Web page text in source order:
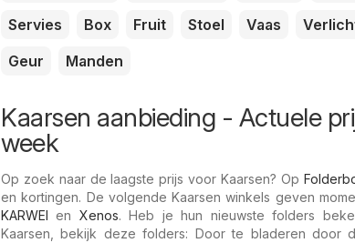
Servies
Box Fruit Stoel Vaas
Geur
Manden
Kaarsen aanbieding - Actuele
week
Op zoek naar de laagste prijs voor Kaarsen? Op
en kortingen. De volgende Kaarsen winkels geven
KARWEI en Xenos. Heb je hun nieuwste folders
Kaarsen, bekijk deze folders: Door te bladeren door